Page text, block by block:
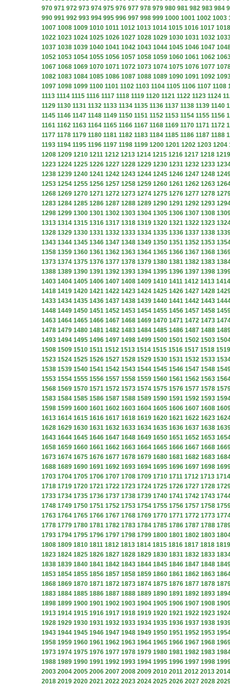
970 971 972 973 974 975 976 977 978 979 980 981 982 983 984
990 991 992 993 994 995 996 997 998 999 1000 1001 1002 1003
1007 1008 1009 1010 1011 1012 1013 1014 1015 1016 1017 1018
1022 1023 1024 1025 1026 1027 1028 1029 1030 1031 1032
1037 1038 1039 1040 1041 1042 1043 1044 1045 1046 1047
1052 1053 1054 1055 1056 1057 1058 1059 1060 1061 1062
1067 1068 1069 1070 1071 1072 1073 1074 1075 1076 1077
1082 1083 1084 1085 1086 1087 1088 1089 1090 1091 1092
1097 1098 1099 1100 1101 1102 1103 1104 1105 1106 1107 1108
1113 1114 1115 1116 1117 1118 1119 1120 1121 1122 1123 1124
1129 1130 1131 1132 1133 1134 1135 1136 1137 1138 1139 1140
1145 1146 1147 1148 1149 1150 1151 1152 1153 1154 1155 1156
1161 1162 1163 1164 1165 1166 1167 1168 1169 1170 1171 1172
1177 1178 1179 1180 1181 1182 1183 1184 1185 1186 1187 1188
1193 1194 1195 1196 1197 1198 1199 1200 1201 1202 1203 1204
1208 1209 1210 1211 1212 1213 1214 1215 1216 1217 1218 1219
1223 1224 1225 1226 1227 1228 1229 1230 1231 1232 1233
1238 1239 1240 1241 1242 1243 1244 1245 1246 1247 1248
1253 1254 1255 1256 1257 1258 1259 1260 1261 1262 1263
1268 1269 1270 1271 1272 1273 1274 1275 1276 1277 1278
1283 1284 1285 1286 1287 1288 1289 1290 1291 1292 1293
1298 1299 1300 1301 1302 1303 1304 1305 1306 1307 1308
1313 1314 1315 1316 1317 1318 1319 1320 1321 1322 1323
1328 1329 1330 1331 1332 1333 1334 1335 1336 1337 1338
1343 1344 1345 1346 1347 1348 1349 1350 1351 1352 1353
1358 1359 1360 1361 1362 1363 1364 1365 1366 1367 1368
1373 1374 1375 1376 1377 1378 1379 1380 1381 1382 1383
1388 1389 1390 1391 1392 1393 1394 1395 1396 1397 1398
1403 1404 1405 1406 1407 1408 1409 1410 1411 1412 1413 1414
1418 1419 1420 1421 1422 1423 1424 1425 1426 1427 1428
1433 1434 1435 1436 1437 1438 1439 1440 1441 1442 1443
1448 1449 1450 1451 1452 1453 1454 1455 1456 1457 1458
1463 1464 1465 1466 1467 1468 1469 1470 1471 1472 1473
1478 1479 1480 1481 1482 1483 1484 1485 1486 1487 1488
1493 1494 1495 1496 1497 1498 1499 1500 1501 1502 1503
1508 1509 1510 1511 1512 1513 1514 1515 1516 1517 1518 1519
1523 1524 1525 1526 1527 1528 1529 1530 1531 1532 1533
1538 1539 1540 1541 1542 1543 1544 1545 1546 1547 1548
1553 1554 1555 1556 1557 1558 1559 1560 1561 1562 1563
1568 1569 1570 1571 1572 1573 1574 1575 1576 1577 1578
1583 1584 1585 1586 1587 1588 1589 1590 1591 1592 1593
1598 1599 1600 1601 1602 1603 1604 1605 1606 1607 1608
1613 1614 1615 1616 1617 1618 1619 1620 1621 1622 1623
1628 1629 1630 1631 1632 1633 1634 1635 1636 1637 1638
1643 1644 1645 1646 1647 1648 1649 1650 1651 1652 1653
1658 1659 1660 1661 1662 1663 1664 1665 1666 1667 1668
1673 1674 1675 1676 1677 1678 1679 1680 1681 1682 1683
1688 1689 1690 1691 1692 1693 1694 1695 1696 1697 1698
1703 1704 1705 1706 1707 1708 1709 1710 1711 1712 1713 1714
1718 1719 1720 1721 1722 1723 1724 1725 1726 1727 1728
1733 1734 1735 1736 1737 1738 1739 1740 1741 1742 1743
1748 1749 1750 1751 1752 1753 1754 1755 1756 1757 1758
1763 1764 1765 1766 1767 1768 1769 1770 1771 1772 1773
1778 1779 1780 1781 1782 1783 1784 1785 1786 1787 1788
1793 1794 1795 1796 1797 1798 1799 1800 1801 1802 1803
1808 1809 1810 1811 1812 1813 1814 1815 1816 1817 1818 1819
1823 1824 1825 1826 1827 1828 1829 1830 1831 1832 1833
1838 1839 1840 1841 1842 1843 1844 1845 1846 1847 1848
1853 1854 1855 1856 1857 1858 1859 1860 1861 1862 1863
1868 1869 1870 1871 1872 1873 1874 1875 1876 1877 1878
1883 1884 1885 1886 1887 1888 1889 1890 1891 1892 1893
1898 1899 1900 1901 1902 1903 1904 1905 1906 1907 1908
1913 1914 1915 1916 1917 1918 1919 1920 1921 1922 1923
1928 1929 1930 1931 1932 1933 1934 1935 1936 1937 1938
1943 1944 1945 1946 1947 1948 1949 1950 1951 1952 1953
1958 1959 1960 1961 1962 1963 1964 1965 1966 1967 1968
1973 1974 1975 1976 1977 1978 1979 1980 1981 1982 1983
1988 1989 1990 1991 1992 1993 1994 1995 1996 1997 1998
2003 2004 2005 2006 2007 2008 2009 2010 2011 2012 2013 2014
2018 2019 2020 2021 2022 2023 2024 2025 2026 2027 2028